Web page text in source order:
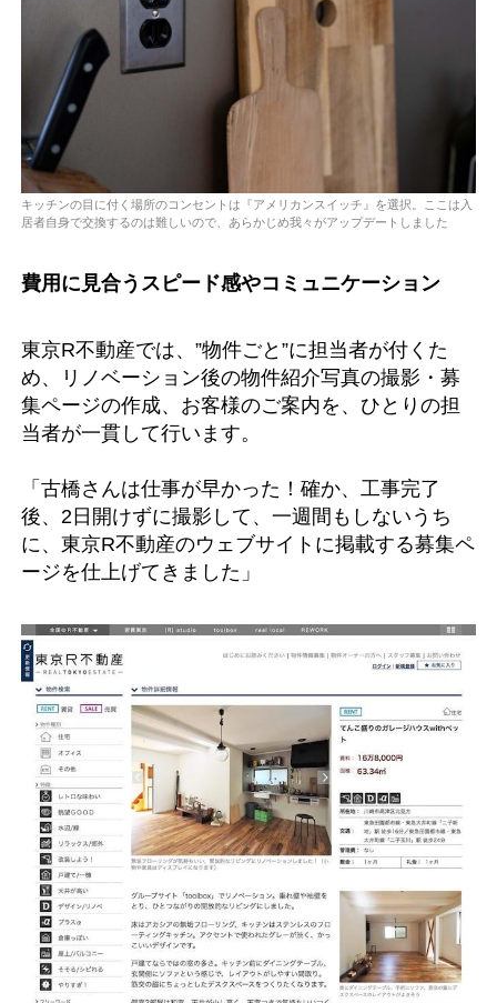
キッチンの目に付く場所のコンセントは『アメリカンスイッチ』を選択。ここは入
居者自身で交換するのは難しいので、あらかじめ我々がアップデートしました
費用に見合うスピード感やコミュニケーション
東京R不動産では、”物件ごと”に担当者が付くた
め、リノベーション後の物件紹介写真の撮影・募
集ページの作成、お客様のご案内を、ひとりの担
当者が一貫して行います。
「古橋さんは仕事が早かった！確か、工事完了
後、2日開けずに撮影して、一週間もしないうち
に、東京R不動産のウェブサイトに掲載する募集ペ
ージを仕上げてきました」